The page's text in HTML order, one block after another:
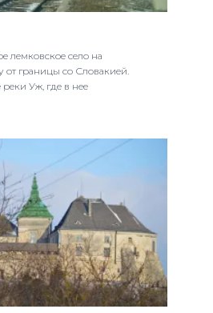
лемковское село на
от границы со Словакией.
Уж, где в нее